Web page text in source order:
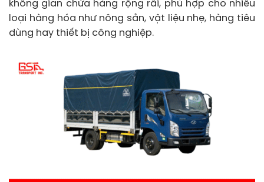
không gian chứa hàng rộng rãi, phù hợp cho nhiều
loại hàng hóa như nông sản, vật liệu nhẹ, hàng tiêu
dùng hay thiết bị công nghiệp.